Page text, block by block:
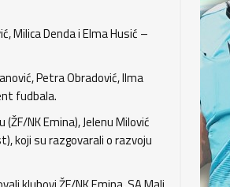
Milica Denda i Elma Husić –
Petra Obradović, Ilma
fudbala.
NK Emina), Jelenu Milović
koji su razgovarali o razvoju